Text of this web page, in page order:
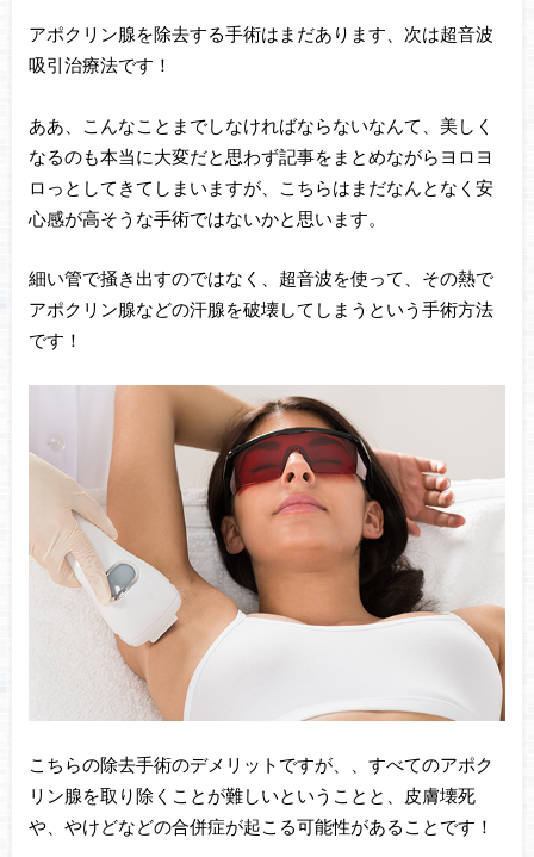
アポクリン腺を除去する手術はまだあります、次は超音波
吸引治療法です！
ああ、こんなことまでしなければならないなんて、美しく
なるのも本当に大変だと思わず記事をまとめながらヨロヨ
ロっとしてきてしまいますが、こちらはまだなんとなく安
心感が高そうな手術ではないかと思います。
細い管で掻き出すのではなく、超音波を使って、その熱で
アポクリン腺などの汗腺を破壊してしまうという手術方法
です！
こちらの除去手術のデメリットですが、、すべてのアポク
リン腺を取り除くことが難しいということと、皮膚壊死
や、やけどなどの合併症が起こる可能性があることです！